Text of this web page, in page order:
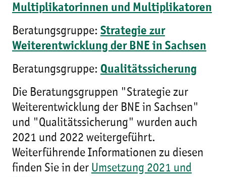
Multiplikatorinnen und Multiplikatoren
Beratungsgruppe: Strategie zur
Weiterentwicklung der BNE in Sachsen
Beratungsgruppe: Qualitätssicherung
Die Beratungsgruppen "Strategie zur
Weiterentwicklung der BNE in Sachsen"
und "Qualitätssicherung" wurden auch
2021 und 2022 weitergeführt.
Weiterführende Informationen zu diesen
finden Sie in der Umsetzung 2021 und